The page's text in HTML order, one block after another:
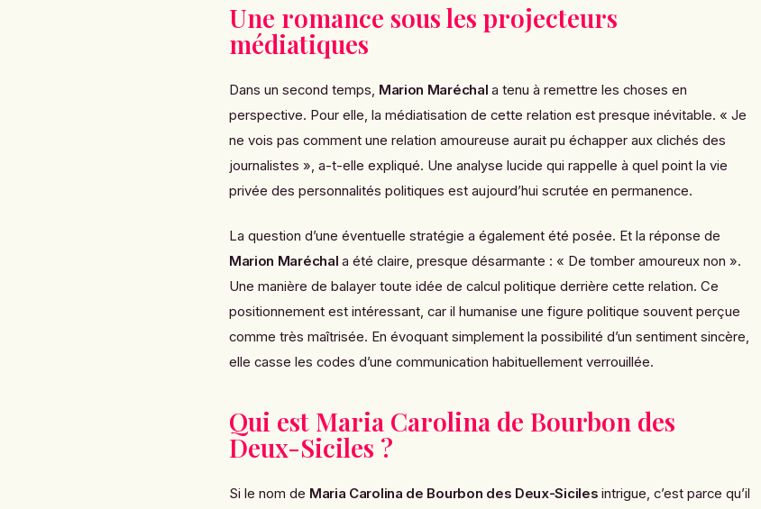
Une romance sous les projecteurs
médiatiques
Dans un second temps, Marion Maréchal a tenu à remettre les choses en
perspective. Pour elle, la médiatisation de cette relation est presque inévitable. « Je
ne vois pas comment une relation amoureuse aurait pu échapper aux clichés des
journalistes », a-t-elle expliqué. Une analyse lucide qui rappelle à quel point la vie
privée des personnalités politiques est aujourd’hui scrutée en permanence.
La question d’une éventuelle stratégie a également été posée. Et la réponse de
Marion Maréchal a été claire, presque désarmante : « De tomber amoureux non ».
Une manière de balayer toute idée de calcul politique derrière cette relation. Ce
positionnement est intéressant, car il humanise une figure politique souvent perçue
comme très maîtrisée. En évoquant simplement la possibilité d’un sentiment sincère,
elle casse les codes d’une communication habituellement verrouillée.
Qui est Maria Carolina de Bourbon des
Deux-Siciles ?
Si le nom de Maria Carolina de Bourbon des Deux-Siciles intrigue, c’est parce qu’il